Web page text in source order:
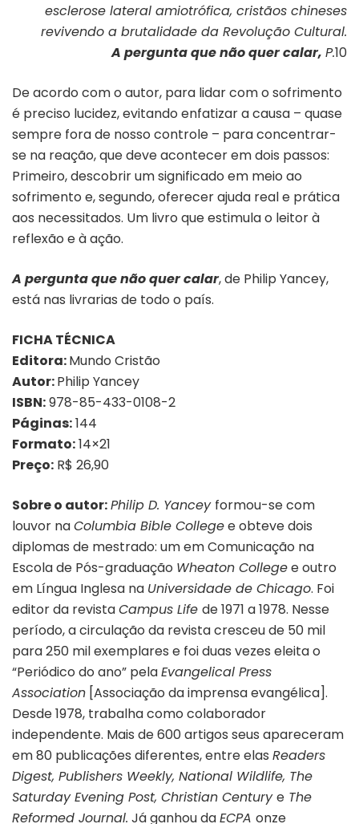
esclerose lateral amiotrófica, cristãos chineses
revivendo a brutalidade da Revolução Cultural.
A pergunta que não quer calar, P.10
De acordo com o autor, para lidar com o sofrimento
é preciso lucidez, evitando enfatizar a causa – quase
sempre fora de nosso controle – para concentrar-
se na reação, que deve acontecer em dois passos:
Primeiro, descobrir um significado em meio ao
sofrimento e, segundo, oferecer ajuda real e prática
aos necessitados. Um livro que estimula o leitor à
reflexão e à ação.
A pergunta que não quer calar, de Philip Yancey,
está nas livrarias de todo o país.
FICHA TÉCNICA
Editora:Mundo Cristão
Autor:Philip Yancey
ISBN:978-85-433-0108-2
Páginas:144
Formato:14×21
Preço: R$ 26,90
Sobre o autor:Philip D. Yancey formou-se com
louvor naColumbia Bible Collegee obteve dois
diplomas de mestrado: um em Comunicação na
Escola de Pós-graduação Wheaton Collegee outro
em Língua Inglesa na Universidade de Chicago. Foi
editor da revistaCampus Life de 1971 a 1978. Nesse
período, a circulação da revista cresceu de 50 mil
para 250 mil exemplares e foi duas vezes eleita o
“Periódico do ano” pelaEvangelical Press
Association [Associação da imprensa evangélica].
Desde 1978, trabalha como colaborador
independente. Mais de 600 artigos seus apareceram
em 80 publicações diferentes, entre elas Readers
Digest, Publishers Weekly, National Wildlife, The
Saturday Evening Post, Christian Centurye The
Reformed Journal. Já ganhou daECPA onze